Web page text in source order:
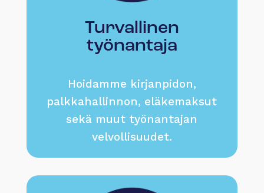
Turvallinen
työnantaja
Hoidamme kirjanpidon,
palkkahallinnon, eläkemaksut
sekä muut työnantajan
velvollisuudet.